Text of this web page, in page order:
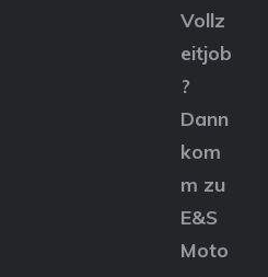
Vollz
eitjob
?
Dann
kom
m zu
E&S
Moto